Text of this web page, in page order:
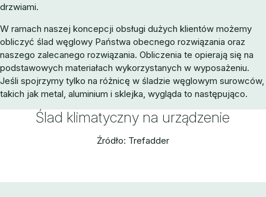
drzwiami.
W ramach naszej koncepcji obsługi dużych klientów możemy
obliczyć ślad węglowy Państwa obecnego rozwiązania oraz
naszego zalecanego rozwiązania. Obliczenia te opierają się na
podstawowych materiałach wykorzystanych w wyposażeniu.
Jeśli spojrzymy tylko na różnicę w śladzie węglowym surowców,
takich jak metal, aluminium i sklejka, wygląda to następująco.
Ślad klimatyczny na urządzenie
Źródło: Trefadder